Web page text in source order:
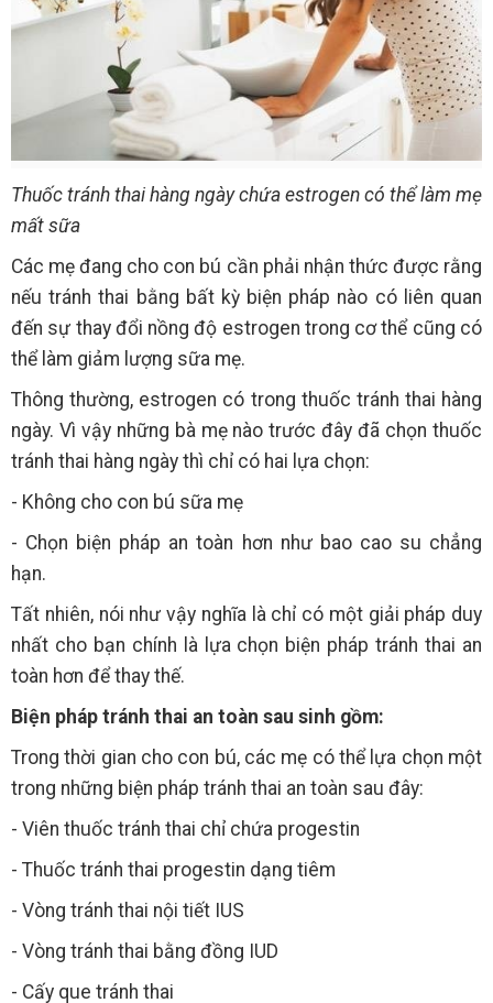
Thuốc tránh thai hàng ngày chứa estrogen có thể làm mẹ
mất sữa
Các mẹ đang cho con bú cần phải nhận thức được rằng
nếu tránh thai bằng bất kỳ biện pháp nào có liên quan
đến sự thay đổi nồng độ estrogen trong cơ thể cũng có
thể làm giảm lượng sữa mẹ.
Thông thường, estrogen có trong thuốc tránh thai hàng
ngày. Vì vậy những bà mẹ nào trước đây đã chọn thuốc
tránh thai hàng ngày thì chỉ có hai lựa chọn:
- Không cho con bú sữa mẹ
- Chọn biện pháp an toàn hơn như bao cao su chẳng
hạn.
Tất nhiên, nói như vậy nghĩa là chỉ có một giải pháp duy
nhất cho bạn chính là lựa chọn biện pháp tránh thai an
toàn hơn để thay thế.
Biện pháp tránh thai an toàn sau sinh gồm:
Trong thời gian cho con bú, các mẹ có thể lựa chọn một
trong những biện pháp tránh thai an toàn sau đây:
- Viên thuốc tránh thai chỉ chứa progestin
- Thuốc tránh thai progestin dạng tiêm
- Vòng tránh thai nội tiết IUS
- Vòng tránh thai bằng đồng IUD
- Cấy que tránh thai